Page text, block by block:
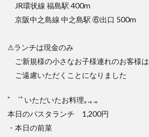
JR環状線 福島駅 400m
京阪中之島線 中之島駅 ⑥出口 500m
⚠ランチは現金のみ
ご新規様の小さなお子様連れのお客様は
ご遠慮いただくことになりました
ﾟ ゜ﾟいただいたお料理｡.｡.｡
本日のパスタランチ 1,200円
・本日の前菜